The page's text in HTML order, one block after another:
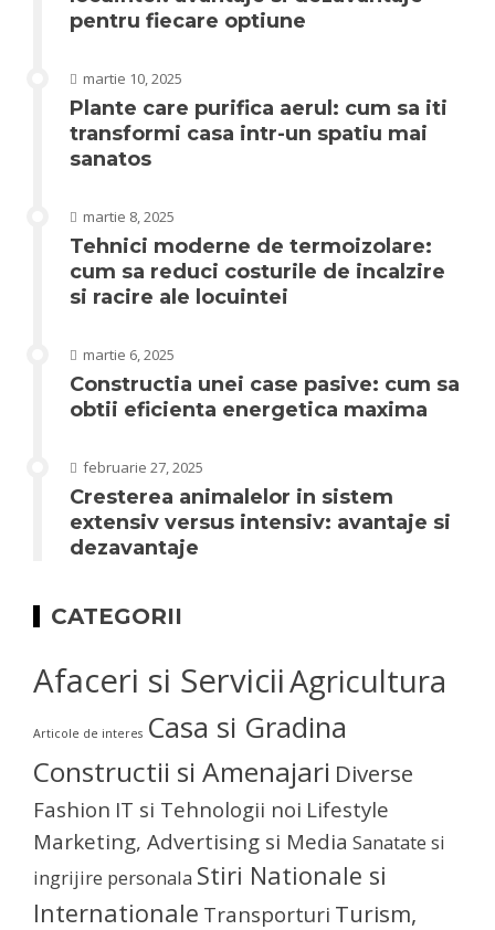
pentru fiecare optiune
martie 10, 2025
Plante care purifica aerul: cum sa iti
transformi casa intr-un spatiu mai
sanatos
martie 8, 2025
Tehnici moderne de termoizolare:
cum sa reduci costurile de incalzire
si racire ale locuintei
martie 6, 2025
Constructia unei case pasive: cum sa
obtii eficienta energetica maxima
februarie 27, 2025
Cresterea animalelor in sistem
extensiv versus intensiv: avantaje si
dezavantaje
CATEGORII
Afaceri si ServiciiAgricultura
Articole de interes Casa si Gradina
Constructii si Amenajari Diverse
Fashion IT si Tehnologii noi Lifestyle
Marketing, Advertising si Media Sanatate si
ingrijire personala Stiri Nationale si
Internationale Transporturi Turism,